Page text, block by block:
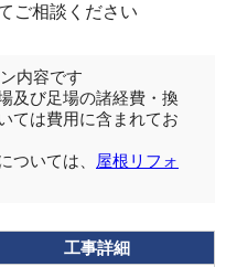
ご相談ください
内容です
及び足場の諸経費・換
ては費用に含まれてお
ついては、
屋根リフォ
工事詳細